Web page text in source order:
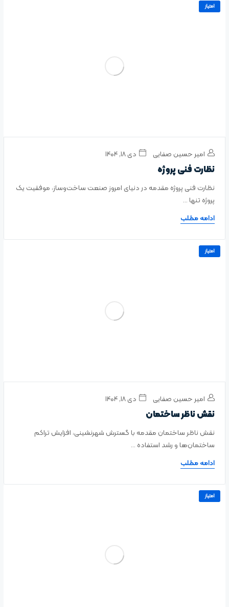
امتیاز
امیر حسین صفایی دی ۱۸, ۱۴۰۴
نظارت فنی پروژه
نظارت فنی پروژه مقدمه در دنیای امروز صنعت ساخت‌وساز، موفقیت یک
پروژه تنها ...
ادامه مطلب
امتیاز
امیر حسین صفایی دی ۱۸, ۱۴۰۴
نقش ناظر ساختمان
نقش ناظر ساختمان مقدمه با گسترش شهرنشینی، افزایش تراکم
ساختمان‌ها و رشد استفاده ...
ادامه مطلب
امتیاز